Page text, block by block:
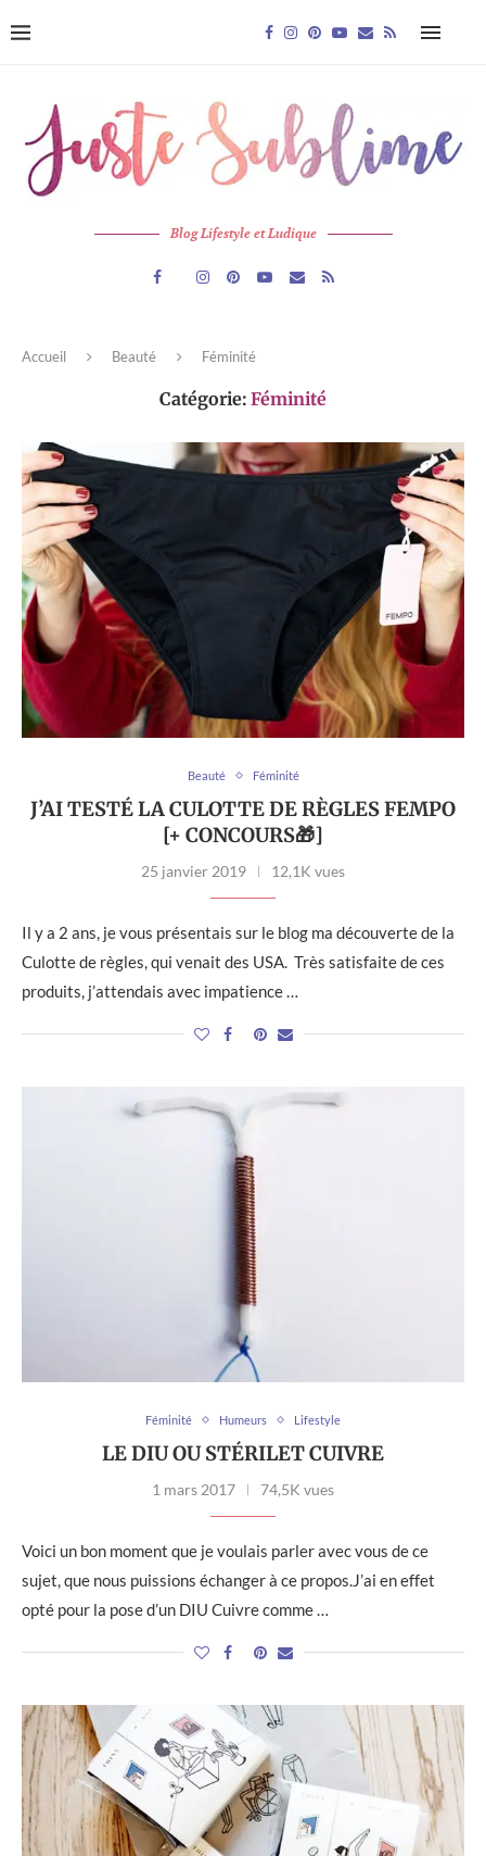
Blog Lifestyle et Ludique
Accueil Beauté Féminité
Catégorie: Féminité
Beauté Féminité
J’AI TESTÉ LA CULOTTE DE RÈGLES FEMPO
[+ CONCOURS🎁]
25 janvier 2019 12,1K vues
Il y a 2 ans, je vous présentais sur le blog ma découverte de la
Culotte de règles, qui venait des USA. Très satisfaite de ces
produits, j’attendais avec impatience …
Féminité Humeurs Lifestyle
LE DIU OU STÉRILET CUIVRE
1 mars 2017 74,5K vues
Voici un bon moment que je voulais parler avec vous de ce
sujet, que nous puissions échanger à ce propos.J’ai en effet
opté pour la pose d’un DIU Cuivre comme …